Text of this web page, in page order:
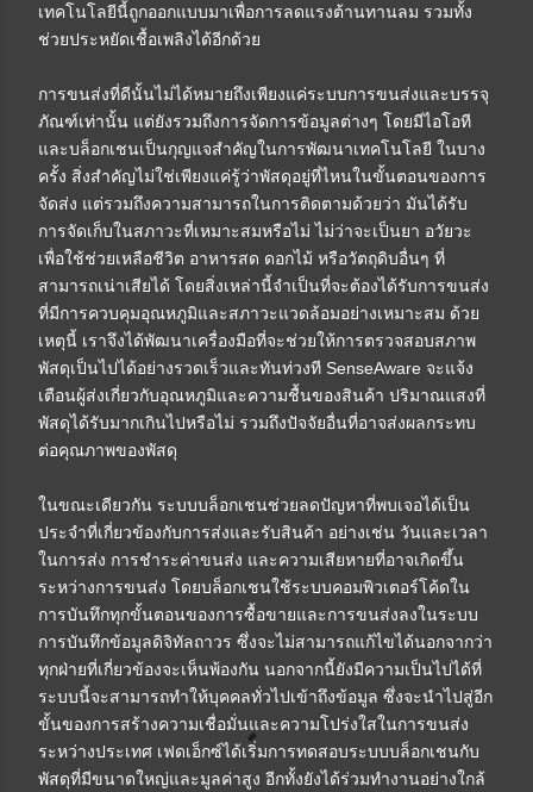
เทคโนโลยีนี้ถูกออกแบบมาเพื่อการลดแรงต้านทานลม รวมทั้ง
ช่วยประหยัดเชื้อเพลิงได้อีกด้วย
การขนส่งที่ดีนั้นไม่ได้หมายถึงเพียงแค่ระบบการขนส่งและบรรจุ
ภัณฑ์เท่านั้น แต่ยังรวมถึงการจัดการข้อมูลต่างๆ โดยมีไอโอที
และบล็อกเชนเป็นกุญแจสำคัญในการพัฒนาเทคโนโลยี ในบาง
ครั้ง สิ่งสำคัญไม่ใช่เพียงแค่รู้ว่าพัสดุอยู่ที่ไหนในขั้นตอนของการ
จัดส่ง แต่รวมถึงความสามารถในการติดตามด้วยว่า มันได้รับ
การจัดเก็บในสภาวะที่เหมาะสมหรือไม่ ไม่ว่าจะเป็นยา อวัยวะ
เพื่อใช้ช่วยเหลือชีวิต อาหารสด ดอกไม้ หรือวัตถุดิบอื่นๆ ที่
สามารถเน่าเสียได้ โดยสิ่งเหล่านี้จำเป็นที่จะต้องได้รับการขนส่ง
ที่มีการควบคุมอุณหภูมิและสภาวะแวดล้อมอย่างเหมาะสม ด้วย
เหตุนี้ เราจึงได้พัฒนาเครื่องมือที่จะช่วยให้การตรวจสอบสภาพ
พัสดุเป็นไปได้อย่างรวดเร็วและทันท่วงที SenseAware จะแจ้ง
เตือนผู้ส่งเกี่ยวกับอุณหภูมิและความชื้นของสินค้า ปริมาณแสงที่
พัสดุได้รับมากเกินไปหรือไม่ รวมถึงปัจจัยอื่นที่อาจส่งผลกระทบ
ต่อคุณภาพของพัสดุ
ในขณะเดียวกัน ระบบบล็อกเชนช่วยลดปัญหาที่พบเจอได้เป็น
ประจำที่เกี่ยวข้องกับการส่งและรับสินค้า อย่างเช่น วันและเวลา
ในการส่ง การชำระค่าขนส่ง และความเสียหายที่อาจเกิดขึ้น
ระหว่างการขนส่ง โดยบล็อกเชนใช้ระบบคอมพิวเตอร์โค้ดใน
การบันทึกทุกขั้นตอนของการซื้อขายและการขนส่งลงในระบบ
การบันทึกข้อมูลดิจิทัลถาวร ซึ่งจะไม่สามารถแก้ไขได้นอกจากว่า
ทุกฝ่ายที่เกี่ยวข้องจะเห็นพ้องกัน นอกจากนี้ยังมีความเป็นไปได้ที่
ระบบนี้จะสามารถทำให้บุคคลทั่วไปเข้าถึงข้อมูล ซึ่งจะนำไปสู่อีก
ขั้นของการสร้างความเชื่อมั่นและความโปร่งใสในการขนส่ง
ระหว่างประเทศ เฟดเอ็กซ์ได้เริ่มการทดสอบระบบบล็อกเชนกับ
พัสดุที่มีขนาดใหญ่และมูลค่าสูง อีกทั้งยังได้ร่วมทำงานอย่างใกล้